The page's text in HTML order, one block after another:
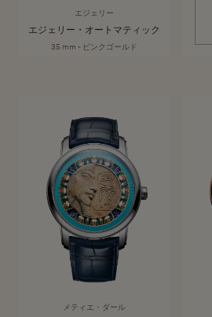
エジェリー
エジェリー・オートマティック
35 mm - ピンクゴールド
メティエ・
身に着けられる芸術作品を通して、文化と
ダール」コレクション。何世紀もの歴史を
シュロン・コンスタンタンの熟練職人たち
にインスピレーションを見出します。
コレクションを見る
メティエ・ダール